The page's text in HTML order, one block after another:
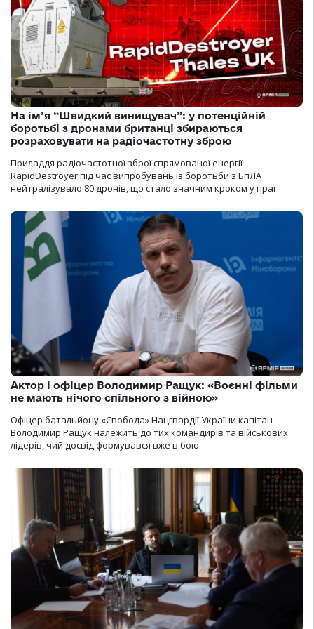
На ім’я “Швидкий винищувач”: у потенційній
боротьбі з дронами британці збираються
розраховувати на радіочастотну зброю
Приладдя радіочастотної зброї спрямованої енергії
RapidDestroyer під час випробувань із боротьби з БпЛА
нейтралізувало 80 дронів, що стало значним кроком у праг
Актор і офіцер Володимир Ращук: «Воєнні фільми
не мають нічого спільного з війною»
Офіцер батальйону «Свобода» Нацгвардії України капітан
Володимир Ращук належить до тих командирів та військових
лідерів, чий досвід формувався вже в бою.